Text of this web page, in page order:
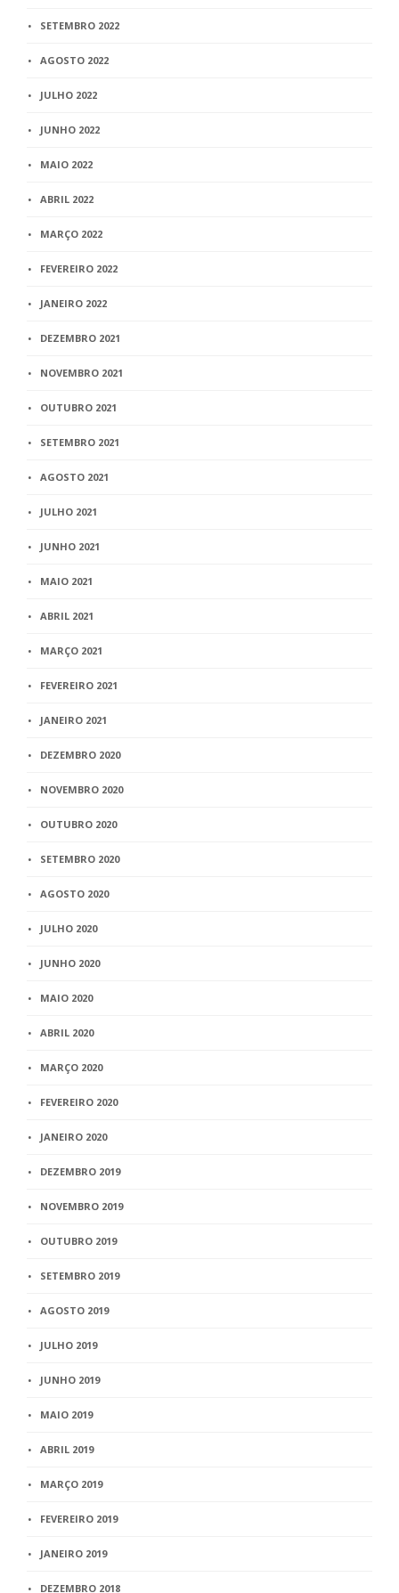
SETEMBRO 2022
AGOSTO 2022
JULHO 2022
JUNHO 2022
MAIO 2022
ABRIL 2022
MARÇO 2022
FEVEREIRO 2022
JANEIRO 2022
DEZEMBRO 2021
NOVEMBRO 2021
OUTUBRO 2021
SETEMBRO 2021
AGOSTO 2021
JULHO 2021
JUNHO 2021
MAIO 2021
ABRIL 2021
MARÇO 2021
FEVEREIRO 2021
JANEIRO 2021
DEZEMBRO 2020
NOVEMBRO 2020
OUTUBRO 2020
SETEMBRO 2020
AGOSTO 2020
JULHO 2020
JUNHO 2020
MAIO 2020
ABRIL 2020
MARÇO 2020
FEVEREIRO 2020
JANEIRO 2020
DEZEMBRO 2019
NOVEMBRO 2019
OUTUBRO 2019
SETEMBRO 2019
AGOSTO 2019
JULHO 2019
JUNHO 2019
MAIO 2019
ABRIL 2019
MARÇO 2019
FEVEREIRO 2019
JANEIRO 2019
DEZEMBRO 2018